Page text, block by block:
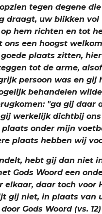
tegen degene
draagt, uw blikken vol
hem richten en tot
ons een hoogst
plaats zitten,
tot de arme,
persoon was en gij
behandelen
"ga gij daar
werkelijk dichtbij
onder mijn
plaats hebben wij
hebt gij dan niet
Gods Woord een
elkaar, daar toch voor
gij niet, in plaats van
Gods Woord (vs.